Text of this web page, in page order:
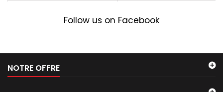
Follow us on Facebook
NOTRE OFFRE